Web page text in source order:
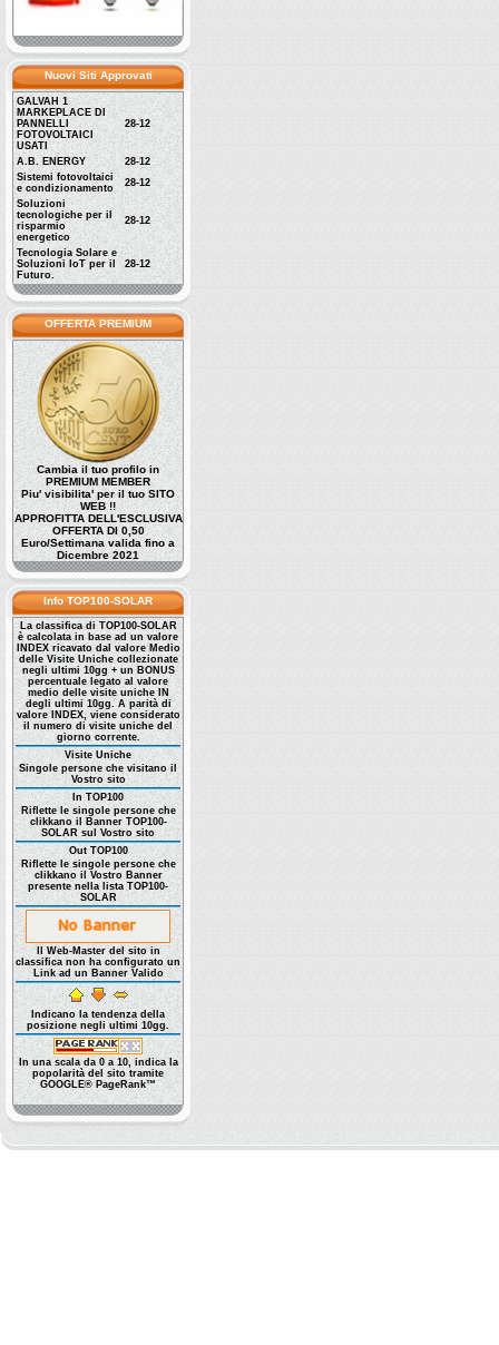
Nuovi Siti Approvati
GALVAH 1
MARKEPLACE DI
PANNELLI
FOTOVOLTAICI
USATI
28-12
A.B. ENERGY
28-12
Sistemi fotovoltaici
e condizionamento
28-12
Soluzioni
tecnologiche per il
risparmio
energetico
28-12
Tecnologia Solare e
Soluzioni IoT per il
Futuro.
28-12
OFFERTA PREMIUM
Cambia il tuo profilo in
PREMIUM MEMBER
Piu' visibilita' per il tuo SITO
WEB !!
APPROFITTA DELL'ESCLUSIVA
OFFERTA DI 0,50
Euro/Settimana valida fino a
Dicembre 2021
Info TOP100-SOLAR
La classifica di TOP100-SOLAR
è calcolata in base ad un valore
INDEX ricavato dal valore Medio
delle Visite Uniche collezionate
negli ultimi 10gg + un BONUS
percentuale legato al valore
medio delle visite uniche IN
degli ultimi 10gg. A parità di
valore INDEX, viene considerato
il numero di visite uniche del
giorno corrente.
Visite Uniche
Singole persone che visitano il
Vostro sito
In TOP100
Riflette le singole persone che
clikkano il Banner TOP100-
SOLAR sul Vostro sito
Out TOP100
Riflette le singole persone che
clikkano il Vostro Banner
presente nella lista TOP100-
SOLAR
Il Web-Master del sito in
classifica non ha configurato un
Link ad un Banner Valido
Indicano la tendenza della
posizione negli ultimi 10gg.
In una scala da 0 a 10, indica la
popolarità del sito tramite
GOOGLE® PageRank™